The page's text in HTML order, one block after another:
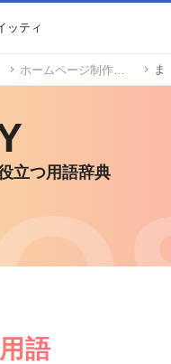
ホームページ制作用語
立つ用語辞典
語
ッティ